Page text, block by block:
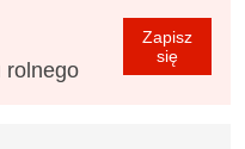
rolnego
Zapisz
się